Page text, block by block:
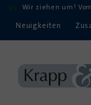
Wir ziehen um! Vom
Neuigkeiten